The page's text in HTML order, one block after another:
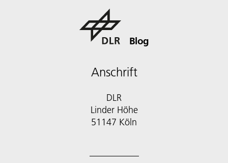
Blog
Anschrift
DLR
Linder Höhe
51147 Köln